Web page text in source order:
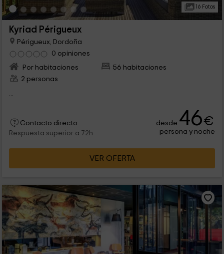
16 Fotos
Kyriad Périgueux
Périgueux, Dordoña
0 opiniones
Por habitaciones
56 habitaciones
2 personas
Contacto directo
Respuesta superior a 72h
desde 46€
persona y noche
VER OFERTA